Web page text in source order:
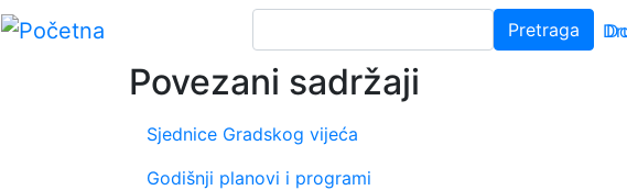
Skip
Pretraga
Pretraga
Main
O Pregradi
Povezani sadržaji
Sjednice Gradskog vijeća
Godišnji planovi i programi